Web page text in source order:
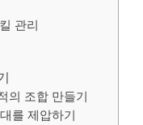
관리
의 조합 만들기
를 제압하기